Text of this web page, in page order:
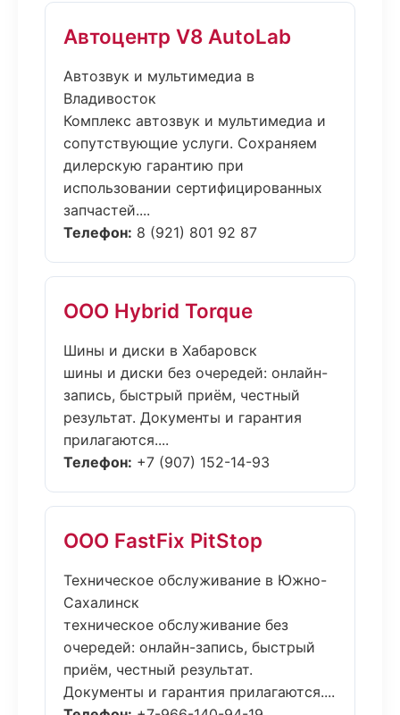
Автоцентр V8 AutoLab
Автозвук и мультимедиа в
Владивосток
Комплекс автозвук и мультимедиа и
сопутствующие услуги. Сохраняем
дилерскую гарантию при
использовании сертифицированных
запчастей....
Телефон: 8 (921) 801 92 87
ООО Hybrid Torque
Шины и диски в Хабаровск
шины и диски без очередей: онлайн-
запись, быстрый приём, честный
результат. Документы и гарантия
прилагаются....
Телефон: +7 (907) 152-14-93
ООО FastFix PitStop
Техническое обслуживание в Южно-
Сахалинск
техническое обслуживание без
очередей: онлайн-запись, быстрый
приём, честный результат.
Документы и гарантия прилагаются....